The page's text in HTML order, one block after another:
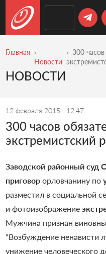
Главная
Новости
300
НОВОСТИ
12 февраля 2015 12:47
300 часов
экстремистский
Заводской районный суд
приговорорловчанину по
разместил в социальной
и фотоизображение
Мужчина признан
"Возбуждение ненависти
унижение человеческого